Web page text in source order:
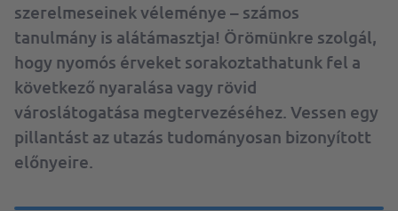
szerelmeseinek véleménye – számos
tanulmány is alátámasztja! Örömünkre szolgál,
hogy nyomós érveket sorakoztathatunk fel a
következő nyaralása vagy rövid
városlátogatása megtervezéséhez. Vessen egy
pillantást az utazás tudományosan bizonyított
előnyeire.